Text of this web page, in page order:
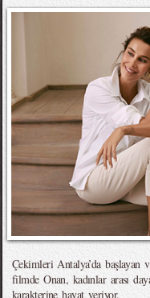
Çekimleri Antalya’da başlayan
filmde Onan, kadınlar arası
karakterine hayat veriyor.